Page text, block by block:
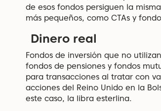
de esos fondos persiguen la
más pequeños, como CTAs y
Dinero real
Fondos de inversión que no
fondos de pensiones y fondos
para transacciones al tratar con
acciones del Reino Unido en la
este caso, la libra esterlina.